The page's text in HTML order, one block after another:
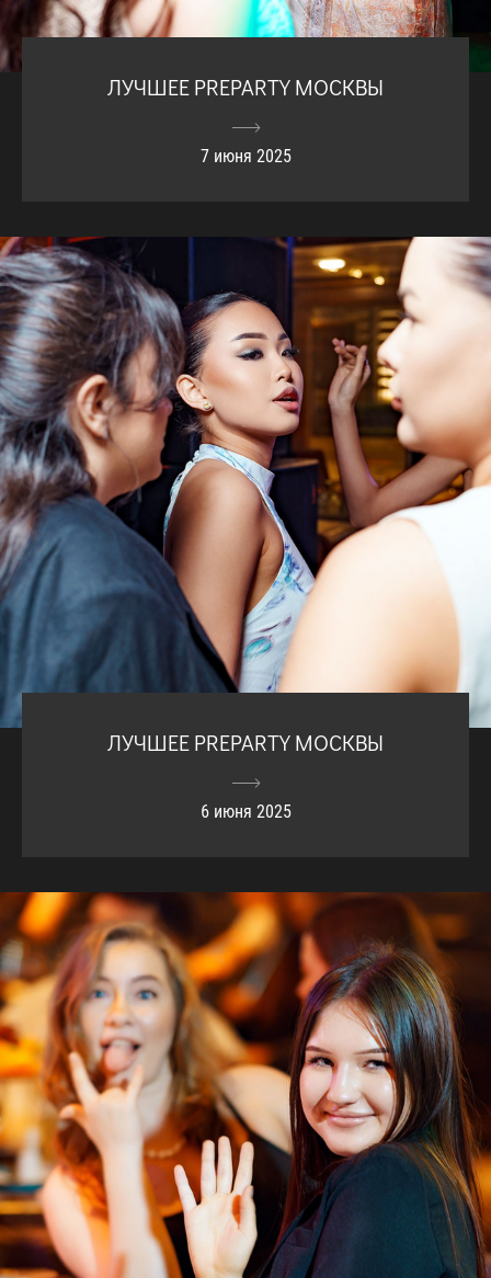
ЛУЧШЕЕ PREPARTY МОСКВЫ
7 июня 2025
ЛУЧШЕЕ PREPARTY МОСКВЫ
6 июня 2025